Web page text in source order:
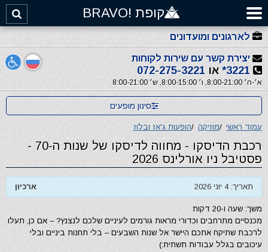
קופת !BRAVO
לארגונים ומועדונים
יצירת קשר עם שירות לקוחות
3221* או 072-275-3221
א׳-ה׳ 8:00-21:00, ו׳ 8:00-15:00, ש׳ 8:00-21:00
סינון מופעים
עמוד ראשי /מוזיקה /הופעות ג'אז ובלוז
רכבת הדיסקו - מחווה לדיסקו של שנות ה-70 -
פסטיבל ניו אורלינס 2026
ארכיון תאריך: 4 יוני 2026
משך: שעה ו-20 דקות
מכנסיים מתרחבים וכדורי מראות גורמים לעיניים שלכם לנצנץ? – אם כן, תעלו
לרכבת שתיקח אתכם היישר אל שנות השבעים – בלי תחנות ביניים ובלי
עיכובים בגלל עבודות תשתית:)